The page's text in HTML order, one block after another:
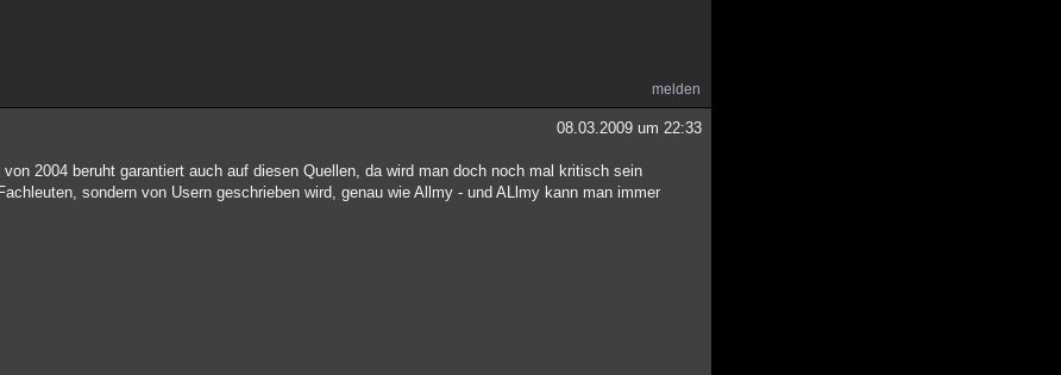
melden
08.03.2009 um 22:33
2004 beruht garantiert auch auf diesen Quellen, da wird man doch noch mal kritisch sein
sondern von Usern geschrieben wird, genau wie Allmy - und ALlmy kann man immer